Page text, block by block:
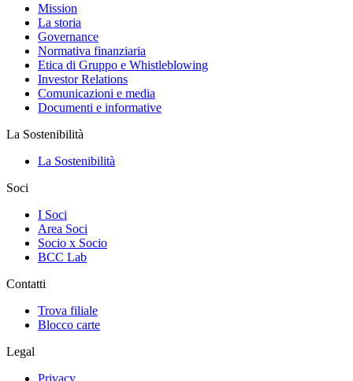
Mission
La storia
Governance
Normativa finanziaria
Etica di Gruppo e Whistleblowing
Investor Relations
Comunicazioni e media
Documenti e informative
La Sostenibilità
La Sostenibilità
Soci
I Soci
Area Soci
Socio x Socio
BCC Lab
Contatti
Trova filiale
Blocco carte
Legal
Privacy